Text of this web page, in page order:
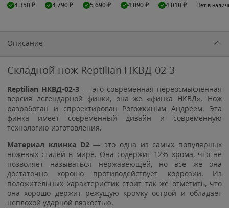
4 350₽ 4 790₽ 5 690₽ 4 090₽ 4 010₽ Нет в
Описание
Складной нож Reptilian НКВД-02-3
Reptilian НКВД-02-3 — это современная переосмысленная
версия легендарной финки, она же «финка НКВД». Нож
разработан и спроектирован Рогожкиным Андреем. Эта
финка имеет современный дизайн и современную
технологию изготовления.
Материал клинка D2— это одна из самых популярных
ножевых сталей в мире. Она содержит 12% хрома, что не
позволяет называться нержавеющей, но все же она
достаточно хорошо противодействует коррозии. Из
положительных характеристик стоит так же отметить, что
она хорошо держит режущую кромку острой и обладает
неплохой ударной вязкостью.